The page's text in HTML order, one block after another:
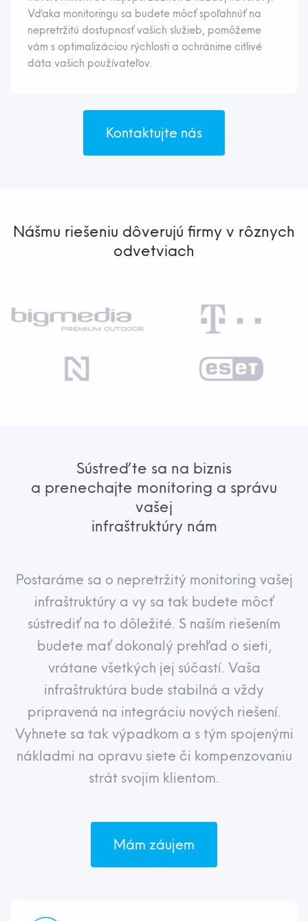
Vďaka monitoringu sa budete môcť spoľahnúť na
nepretržitú dostupnosť vašich služieb, pomôžeme
vám s optimalizáciou rýchlosti a ochránime citlivé
dáta vašich používateľov.
Kontaktujte nás
Nášmu riešeniu dôverujú firmy v rôznych
odvetviach
Sústreďte sa na biznis
a prenechajte monitoring a správu
vašej
infraštruktúry nám
Postaráme sa o nepretržitý monitoring vašej
infraštruktúry a vy sa tak budete môcť
sústrediť na to dôležité. S naším riešením
budete mať dokonalý prehľad o sieti,
vrátane všetkých jej súčastí. Vaša
infraštruktúra bude stabilná a vždy
pripravená na integráciu nových riešení.
Vyhnete sa tak výpadkom a s tým spojenými
nákladmi na opravu siete či kompenzovaniu
strát svojim klientom.
Mám záujem